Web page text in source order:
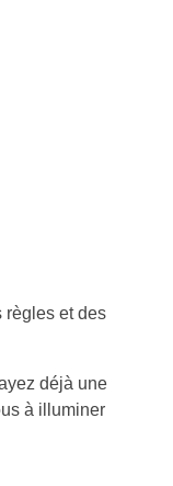
règles et des
déjà une
à illuminer